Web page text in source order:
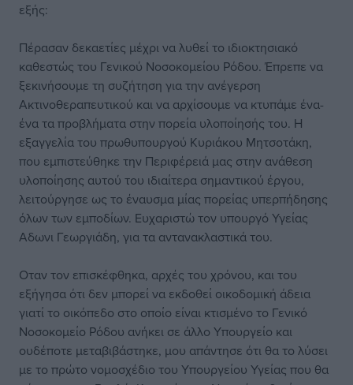
εξής:
Πέρασαν δεκαετίες μέχρι να λυθεί το ιδιοκτησιακό
καθεστώς του Γενικού Νοσοκομείου Ρόδου. Έπρεπε να
ξεκινήσουμε τη συζήτηση για την ανέγερση
Ακτινοθεραπευτικού και να αρχίσουμε να κτυπάμε ένα-
ένα τα προβλήματα στην πορεία υλοποίησής του. Η
εξαγγελία του πρωθυπουργού Κυριάκου Μητσοτάκη,
που εμπιστεύθηκε την Περιφέρειά μας στην ανάθεση
υλοποίησης αυτού του ιδιαίτερα σημαντικού έργου,
λειτούργησε ως το έναυσμα μίας πορείας υπερπήδησης
όλων των εμποδίων. Ευχαριστώ τον υπουργό Υγείας
Αδωνι Γεωργιάδη, για τα αντανακλαστικά του.
Οταν τον επισκέφθηκα, αρχές του χρόνου, και του
εξήγησα ότι δεν μπορεί να εκδοθεί οικοδομική άδεια
γιατί το οικόπεδο στο οποίο είναι κτισμένο το Γενικό
Νοσοκομείο Ρόδου ανήκει σε άλλο Υπουργείο και
ουδέποτε μεταβιβάστηκε, μου απάντησε ότι θα το λύσει
με το πρώτο νομοσχέδιο του Υπουργείου Υγείας που θα